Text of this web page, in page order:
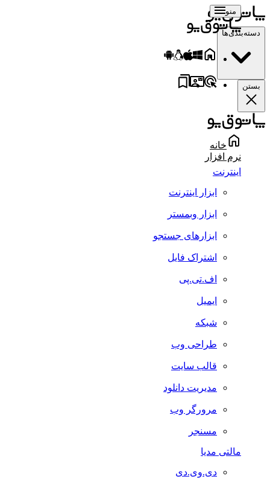
منو
خانه
نرم افزار
اینترنت
ابزار اینترنت
ابزار وبمستر
ابزارهای جستجو
اشتراک فایل
اف.تی.پی
ایمیل
شبکه
طراحی وب
قالب سایت
مدیریت دانلود
مرورگر وب
مسنجر
مالتی مدیا
دی.وی.دی